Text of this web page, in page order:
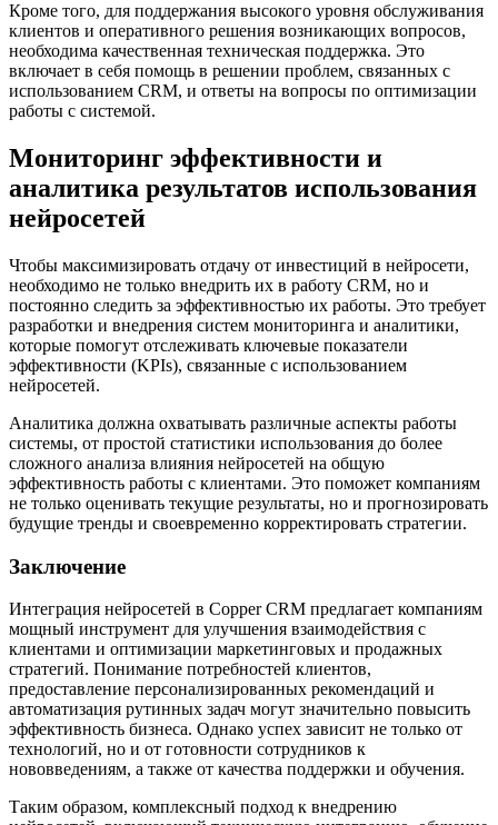
Кроме того, для поддержания высокого уровня обслуживания
клиентов и оперативного решения возникающих вопросов,
необходима качественная техническая поддержка. Это
включает в себя помощь в решении проблем, связанных с
использованием CRM, и ответы на вопросы по оптимизации
работы с системой.
Мониторинг эффективности и
аналитика результатов использования
нейросетей
Чтобы максимизировать отдачу от инвестиций в нейросети,
необходимо не только внедрить их в работу CRM, но и
постоянно следить за эффективностью их работы. Это требует
разработки и внедрения систем мониторинга и аналитики,
которые помогут отслеживать ключевые показатели
эффективности (KPIs), связанные с использованием
нейросетей.
Аналитика должна охватывать различные аспекты работы
системы, от простой статистики использования до более
сложного анализа влияния нейросетей на общую
эффективность работы с клиентами. Это поможет компаниям
не только оценивать текущие результаты, но и прогнозировать
будущие тренды и своевременно корректировать стратегии.
Заключение
Интеграция нейросетей в Copper CRM предлагает компаниям
мощный инструмент для улучшения взаимодействия с
клиентами и оптимизации маркетинговых и продажных
стратегий. Понимание потребностей клиентов,
предоставление персонализированных рекомендаций и
автоматизация рутинных задач могут значительно повысить
эффективность бизнеса. Однако успех зависит не только от
технологий, но и от готовности сотрудников к
нововведениям, а также от качества поддержки и обучения.
Таким образом, комплексный подход к внедрению